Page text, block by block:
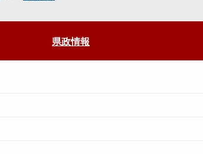
県政情報